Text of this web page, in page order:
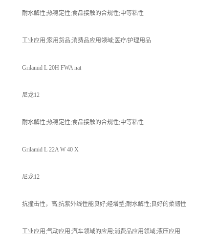
耐水解性;热稳定性;食品接触的合规性;中等粘性
工业应用;家用货品;消费品应用领域;医疗/护理用品
Grilamid L 20H FWA nat
尼龙12
耐水解性;热稳定性;食品接触的合规性;中等粘性
Grilamid L 22A W 40 X
尼龙12
抗撞击性，高;抗紫外线性能良好;经增塑;耐水解性;良好的柔韧性
工业应用;气动应用;汽车领域的应用;消费品应用领域;液压应用